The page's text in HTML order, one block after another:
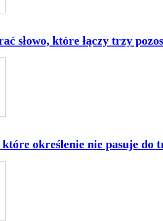
słowo, które łączy trzy
określenie nie pasuje do